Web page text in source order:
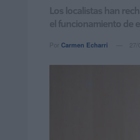
Los localistas han
el funcionamiento de
Por Carmen Echarri 27/